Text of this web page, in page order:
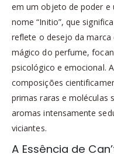
em um objeto de poder e
nome “Initio”, que
reflete o desejo da
mágico do perfume,
psicológico e emocional.
composições
primas raras e moléculas
aromas intensamente
viciantes.
A Essência de